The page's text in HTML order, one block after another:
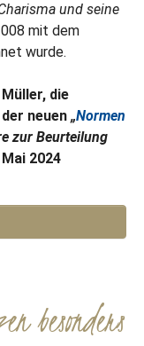
und seine
mit dem
wurde.
die
neuen „Normen
zur Beurteilung
2024
besonders